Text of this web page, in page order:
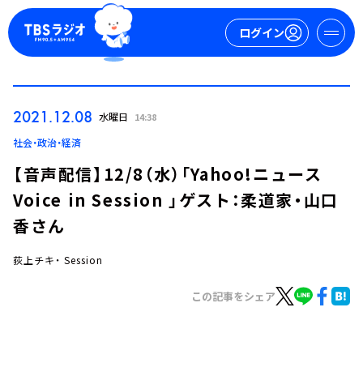
ログイン
2021.12.08 水曜日 14:38
社会・政治・経済
【音声配信】12/8（水）「Yahoo!ニュース
Voice in Session 」ゲスト：柔道家・山口
香さん
荻上チキ・ Session
この記事をシェア